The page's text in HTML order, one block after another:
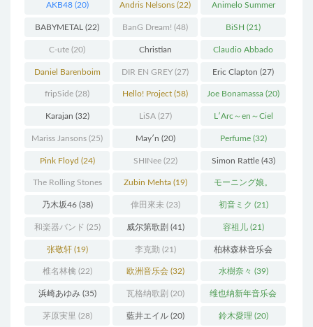
AKB48(20) Andris Nelsons (22) Animelo Summer
Live (34)
BABYMETAL (22) BanG Dream! (48) BiSH (21)
C-ute (20) Christian
Thielemann(36)
Claudio Abbado
(25)
Daniel Barenboim
(37)
DIR EN GREY (27) Eric Clapton (27)
fripSide (28) Hello! Project (58) Joe Bonamassa (20)
Karajan (32) LiSA(27) L′Arc～en～Ciel
(41)
Mariss Jansons (25) May′n (20) Perfume(32)
Pink Floyd (24) SHINee(22) Simon Rattle(43)
The Rolling Stones
(30)
Zubin Mehta(19) モーニング娘。
(27)
乃木坂46(38) 倖田來未 (23) 初音ミク (21)
和楽器バンド (25) 威尔第歌剧 (41) 容祖儿(21)
张敬轩(19) 李克勤 (21) 柏林森林音乐会
(22)
椎名林檎 (22) 欧洲音乐会(32) 水樹奈々 (39)
浜崎あゆみ(35) 瓦格纳歌剧 (20) 维也纳新年音乐会
(19)
茅原実里 (28) 藍井エイル(20) 鈴木愛理 (20)